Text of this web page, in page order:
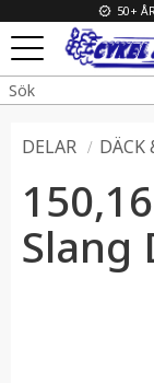
Meny
50+ ÅR I
DELAR DÄCK
Slang